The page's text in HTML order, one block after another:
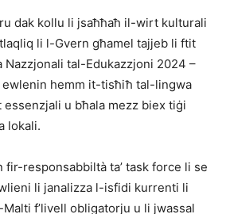
dak kollu li jsaħħaħ il-wirt kulturali
li l-Gvern għamel tajjeb li ftit
tal-Edukazzjoni 2024 –
hemm it-tisħiħ tal-lingwa
essenzjali u bħala mezz biex tiġi
lokali.
fir-responsabbiltà ta’ task force li se
li janalizza l-isfidi kurrenti li
f’livell obligatorju u li jwassal